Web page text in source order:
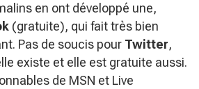
en ont développé une,
(gratuite), qui fait très bien
Pas de soucis pour Twitter,
existe et elle est gratuite aussi.
de MSN et Live